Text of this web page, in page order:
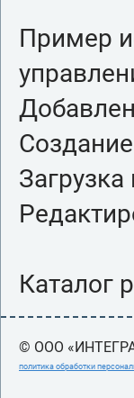
Пример
Каталог
© ООО
политика обработки